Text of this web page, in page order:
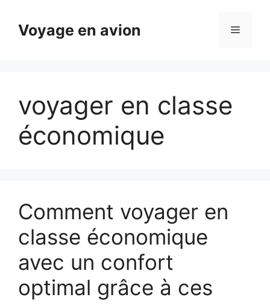
contenuVoyage en avion Menu
voyager en classe
économique
Comment voyager en
classe économique
avec un confort
optimal grâce à ces